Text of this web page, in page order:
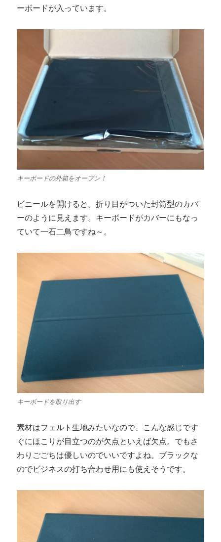
ーボードが入っています。
キーボードの外箱をオープン！
ビニールを開けると。折り目がついた封筒型のカバ
ーのように見えます。キーボードがカバーにもなっ
ていて一石二鳥ですね～。
キーボードを取り出す
素材はフェルト生地みたいなので、こんな感じです
ぐにほこりが目立つのが欠点といえば欠点。でもさ
わりごごちは優しいのでいいですよね。ブラックな
のでビジネスの打ち合わせ用にも使えそうです。